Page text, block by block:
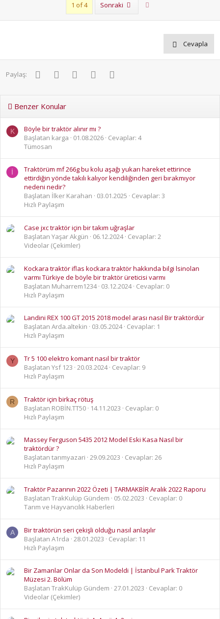
1 of 4 Sonraki
Cevapla
Paylaş: FacebookTwitter PinterestWhatsApp
Benzer Konular
K
Böyle bir traktör alınır mı ?
Başlatan karga
01.08.2026 Cevaplar: 4
Tümosan
İ
Traktörüm mf 266g bu kolu aşağı yukarı hareket ettirince
ettirdiğin yönde takılı kalıyor kendiliğinden geri bırakmıyor
nedeni nedir?
Başlatan İlker Karahan
03.01.2025
Cevaplar: 3
Hızlı Paylaşım
Case jxc traktör için bir takım uğraşlar
Başlatan Yaşar Akgün
06.12.2024 Cevaplar: 2
Videolar (Çekimler)
Kockara traktör iflas kockara traktör hakkında bilgi lsinolan
varmı Türkiye de böyle bir traktör üreticisi varmı
Başlatan Muharrem1234 03.12.2024 Cevaplar: 0
Hızlı Paylaşım
Landini REX 100 GT 2015 2018 model arası nasıl Bir traktördür
Başlatan Arda.altekin
03.05.2024 Cevaplar: 1
Hızlı Paylaşım
Y
Tr 5 100 elektro komant nasıl bir traktör
Başlatan Ysf 123 20.03.2024 Cevaplar: 9
Hızlı Paylaşım
R
Traktör için birkaç rötuş
Başlatan ROBİN.TT50
14.11.2023
Cevaplar: 0
Hızlı Paylaşım
Massey Ferguson 5435 2012 Model Eski Kasa Nasıl bir
traktördür ?
Başlatan tarımyazari 29.09.2023
Cevaplar: 26
Hızlı Paylaşım
Traktör Pazarının 2022 Özeti | TARMAKBİR Aralık 2022 Raporu
Başlatan TrakKulüp Gündem
05.02.2023
Cevaplar: 0
Tarım ve Hayvancılık Haberleri
A
Bir traktörün seri çekişli olduğu nasıl anlaşılır
Başlatan A1rda 28.01.2023
Cevaplar: 11
Hızlı Paylaşım
Bir Zamanlar Onlar da Son Modeldi | İstanbul Park Traktör
Müzesi 2. Bölüm
Başlatan TrakKulüp Gündem 27.01.2023
Cevaplar: 0
Videolar (Çekimler)